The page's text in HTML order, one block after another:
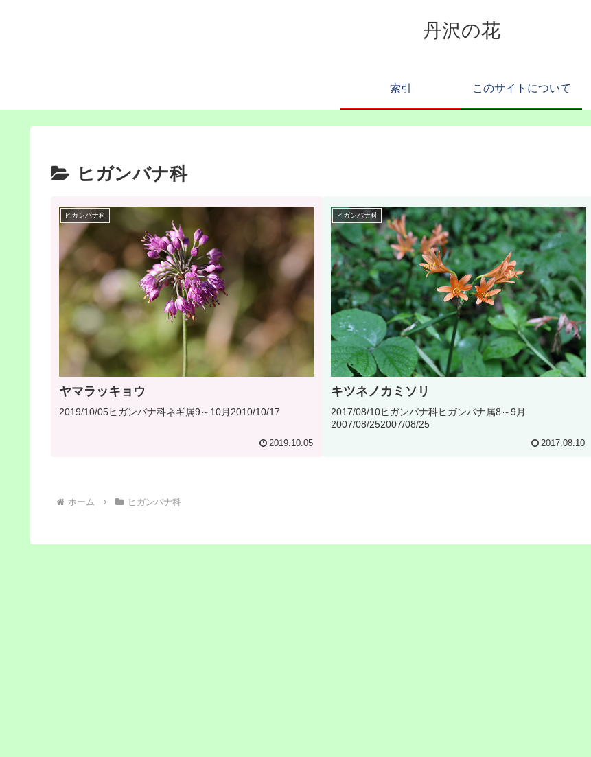
丹沢の花
索引 このサイトについて
ヒガンバナ科
ヒガンバナ科
ヤマラッキョウ
2019/10/05ヒガンバナ科ネギ属9～10月2010/10/17
2019.10.05
ヒガンバナ科
キツネノカミソリ
2017/08/10ヒガンバナ科ヒガンバナ属8～9月
2007/08/252007/08/25
2017.08.10
ホーム ヒガンバナ科